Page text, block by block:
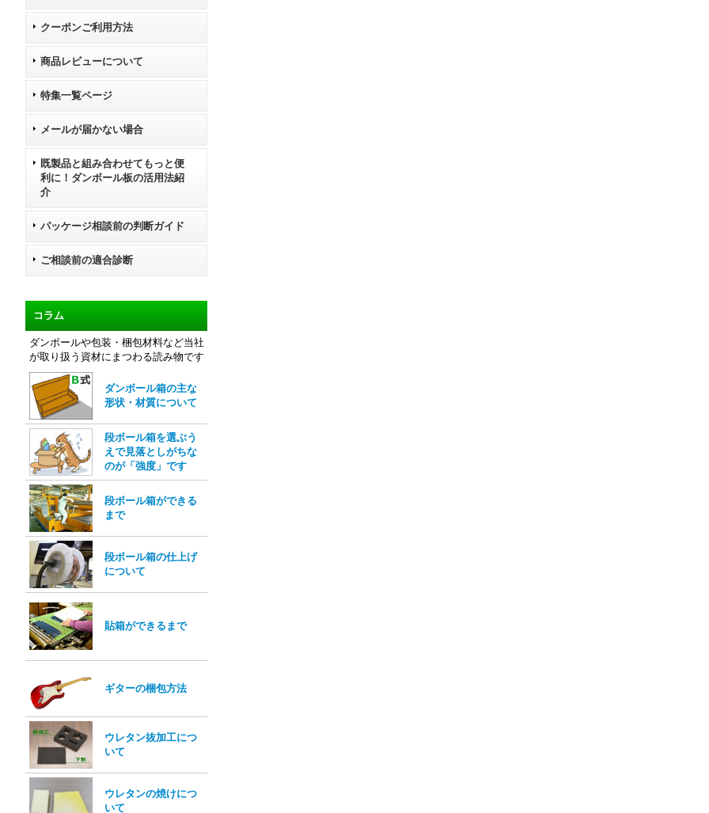
クーポンご利用方法
商品レビューについて
特集一覧ページ
メールが届かない場合
既製品と組み合わせてもっと便
利に！ダンボール板の活用法紹
介
パッケージ相談前の判断ガイド
ご相談前の適合診断
コラム
ダンボールや包装・梱包材料など当社
が取り扱う資材にまつわる読み物です
ダンボール箱の主な
形状・材質について
段ボール箱を選ぶう
えで見落としがちな
のが「強度」です
段ボール箱ができる
まで
段ボール箱の仕上げ
について
貼箱ができるまで
ギターの梱包方法
ウレタン抜加工につ
いて
ウレタンの焼けにつ
いて